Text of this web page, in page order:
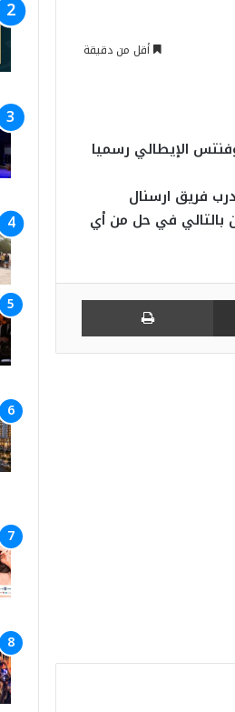
أقل من دقيقة
الإيطالي رسميا
فريق ارسنال
بالتالي في حل من أي
مشاركة عبر البريد طباعة